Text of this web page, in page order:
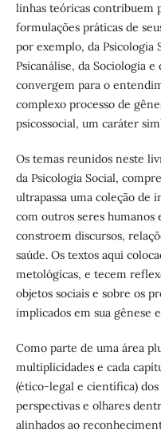
linhas teóricas contribuem
formulações práticas de
por exemplo, da Psicologia
Psicanálise, da Sociologia
convergem para o
complexo processo de
psicossocial, um caráter
Os temas reunidos neste
da Psicologia Social,
ultrapassa uma coleção de
com outros seres humanos
constroem discursos,
saúde. Os textos aqui
metológicas, e tecem
objetos sociais e sobre os
implicados em sua gênese
Como parte de uma área
multiplicidades e cada
(ético-legal e científica)
perspectivas e olhares
alinhados ao